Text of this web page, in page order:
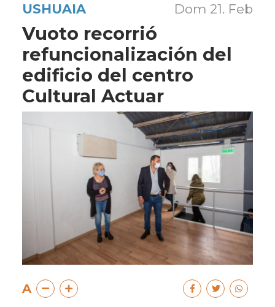
USHUAIA Dom 21. Feb
Vuoto recorrió
refuncionalización del
edificio del centro
Cultural Actuar
A